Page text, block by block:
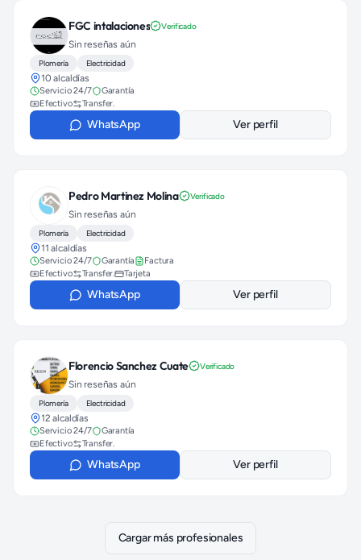
FGC intalaciones Verificado
Sin reseñas aún
Plomería Electricidad
10 alcaldías
Servicio 24/7
Garantía
Efectivo
Transfer.
WhatsApp Ver perfil
Pedro Martinez Molina Verificado
Sin reseñas aún
Plomería Electricidad
11 alcaldías
Servicio 24/7 Garantía
Factura
Efectivo
Transfer. Tarjeta
WhatsApp Ver perfil
Florencio Sanchez Cuate Verificado
Sin reseñas aún
Plomería Electricidad
12 alcaldías
Servicio 24/7
Garantía
Efectivo
Transfer.
WhatsApp Ver perfil
Cargar más profesionales